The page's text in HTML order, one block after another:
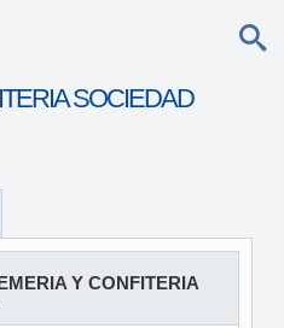
SOCIEDAD
Y CONFITERIA